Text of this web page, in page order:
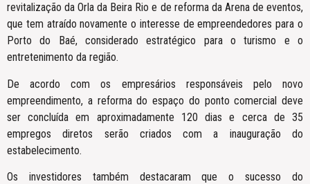
revitalização da Orla da Beira Rio e de reforma da Arena de eventos,
que tem atraído novamente o interesse de empreendedores para o
Porto do Baé, considerado estratégico para o turismo e o
entretenimento da região.
De acordo com os empresários responsáveis pelo novo
empreendimento, a reforma do espaço do ponto comercial deve
ser concluída em aproximadamente 120 dias e cerca de 35
empregos diretos serão criados com a inauguração do
estabelecimento.
Os investidores também destacaram que o sucesso do